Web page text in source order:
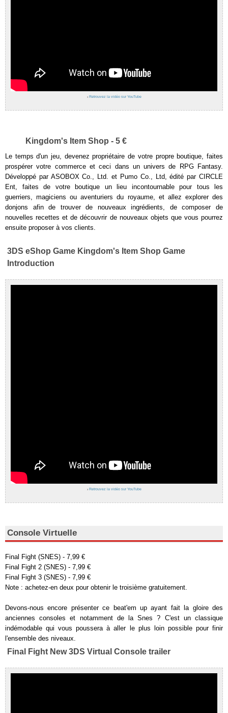
› Retrouvez la vidéo sur YouTube
Kingdom's Item Shop - 5 €
Le temps d'un jeu, devenez propriétaire de votre propre boutique, faites
prospérer votre commerce et ceci dans un univers de RPG Fantasy.
Développé par ASOBOX Co., Ltd. et Pumo Co., Ltd, édité par CIRCLE
Ent, faites de votre boutique un lieu incontournable pour tous les
guerriers, magiciens ou aventuriers du royaume, et allez explorer des
donjons afin de trouver de nouveaux ingrédients, de composer de
nouvelles recettes et de découvrir de nouveaux objets que vous pourrez
ensuite proposer à vos clients.
3DS eShop Game Kingdom's Item Shop Game
Introduction
› Retrouvez la vidéo sur YouTube
Console Virtuelle
Final Fight (SNES) - 7,99 €
Final Fight 2 (SNES) - 7,99 €
Final Fight 3 (SNES) - 7,99 €
Note : achetez-en deux pour obtenir le troisième gratuitement.
Devons-nous encore présenter ce beat'em up ayant fait la gloire des
anciennes consoles et notamment de la Snes ? C'est un classique
indémodable qui vous poussera à aller le plus loin possible pour finir
l'ensemble des niveaux.
Final Fight New 3DS Virtual Console trailer